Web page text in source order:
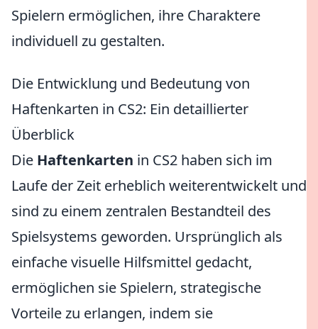
Spielern ermöglichen, ihre Charaktere
individuell zu gestalten.
Die Entwicklung und Bedeutung von
Haftenkarten in CS2: Ein detaillierter
Überblick
Die Haftenkarten in CS2 haben sich im
Laufe der Zeit erheblich weiterentwickelt und
sind zu einem zentralen Bestandteil des
Spielsystems geworden. Ursprünglich als
einfache visuelle Hilfsmittel gedacht,
ermöglichen sie Spielern, strategische
Vorteile zu erlangen, indem sie